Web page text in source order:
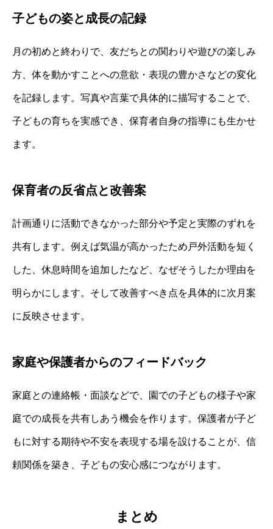
子どもの姿と成長の記録
月の初めと終わりで、友だちとの関わりや遊びの楽しみ
方、体を動かすことへの意欲・表現の豊かさなどの変化
を記録します。写真や言葉で具体的に描写することで、
子どもの育ちを実感でき、保育者自身の指導にも生かせ
ます。
保育者の反省点と改善案
計画通りに活動できなかった部分や予定と実際のずれを
共有します。例えば気温が高かったため戸外活動を短く
した、休息時間を追加したなど、なぜそうしたか理由を
明らかにします。そして改善すべき点を具体的に次月案
に反映させます。
家庭や保護者からのフィードバック
家庭との連絡帳・面談などで、園での子どもの様子や家
庭での成長を共有しあう機会を作ります。保護者が子ど
もに対する期待や不安を表現する場を設けることが、信
頼関係を築き、子どもの安心感につながります。
まとめ